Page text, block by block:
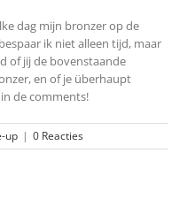
dag mijn bronzer op de
ik niet alleen tijd, maar
of jij de bovenstaande
en of je überhaupt
de comments!
up | 0 Reacties